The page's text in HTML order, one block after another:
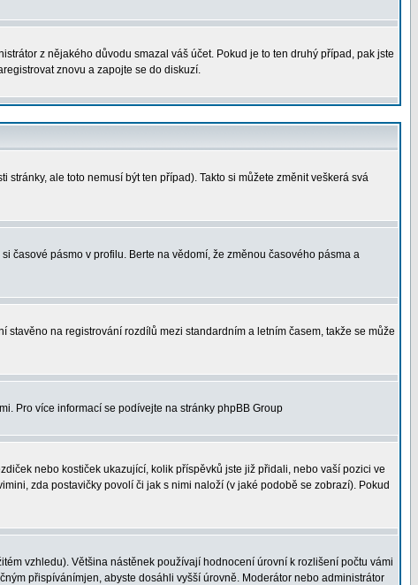
z nějakého důvodu smazal váš účet. Pokud je to ten druhý případ, pak jste
znovu a zapojte se do diskuzí.
stránky, ale toto nemusí být ten případ). Takto si můžete změnit veškerá svá
časové pásmo v profilu. Berte na vědomí, že změnou časového pásma a
na registrování rozdílů mezi standardním a letním časem, takže se může
Pro více informací se podívejte na stránky phpBB Group
nebo kostiček ukazující, kolik příspěvků jste již přidali, nebo vaší pozici ve
zda postavičky povolí či jak s nimi naloží (v jaké podobě se zobrazí). Pokud
vzhledu). Většina nástěnek používají hodnocení úrovní k rozlišení počtu vámi
přispívánímjen, abyste dosáhli vyšší úrovně. Moderátor nebo administrátor